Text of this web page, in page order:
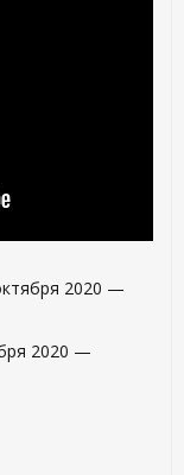
2020 —
2020 —